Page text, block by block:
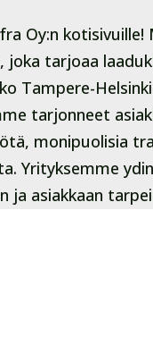
Oy:n kotisivuille!
joka tarjoaa
Tampere-
tarjonneet
monipuolisia
Yrityksemme
ja asiakkaan